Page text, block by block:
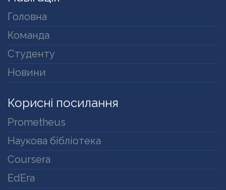
Головна
Команда
Студенту
Новини
Корисні посилання
Prometheus
Наукова бібліотека
Coursera
EdEra